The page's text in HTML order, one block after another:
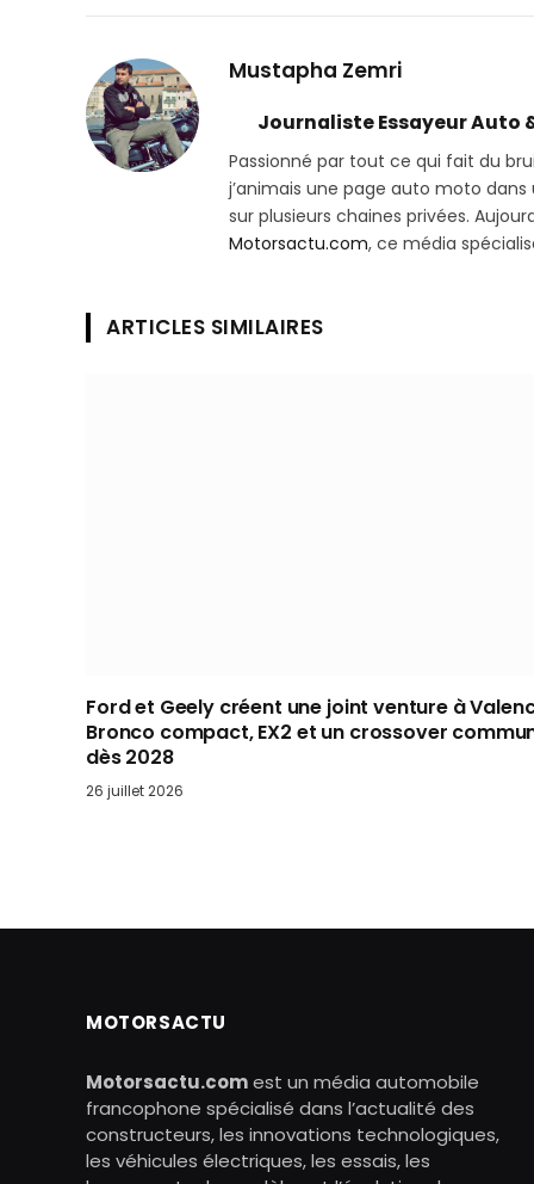
Mustapha Zemri
Journaliste Essayeur Auto
Passionné par tout ce qui fait du
j’animais une page auto moto
sur plusieurs chaines privées.
Motorsactu.com, ce média
ARTICLES SIMILAIRES
Ford et Geely créent une joint venture à
Bronco compact, EX2 et un crossover
dès 2028
26 juillet 2026
MOTORSACTU
Motorsactu.comest un média automobile
francophone spécialisé dans l’actualité des
constructeurs, les innovations technologiques,
les véhicules électriques, les essais, les